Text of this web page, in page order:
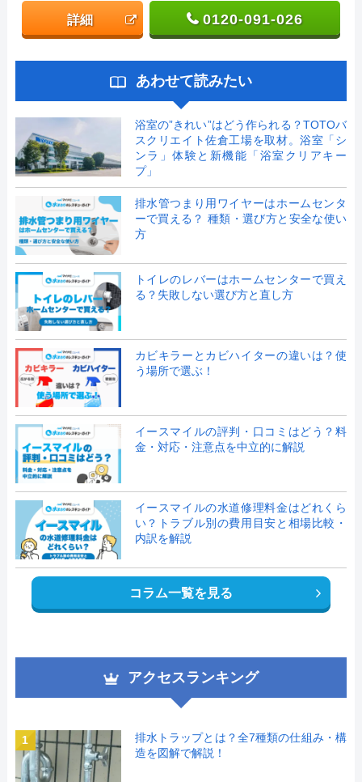
詳細 0120-091-026
あわせて読みたい
浴室の”きれい”はどう作られる？TOTOバ
スクリエイト佐倉工場を取材。浴室「シ
ンラ」体験と新機能「浴室クリアキー
プ」
排水管つまり用ワイヤーはホームセンタ
ーで買える？ 種類・選び方と安全な使い
方
トイレのレバーはホームセンターで買え
る？失敗しない選び方と直し方
カビキラーとカビハイターの違いは？使
う場所で選ぶ！
イースマイルの評判・口コミはどう？料
金・対応・注意点を中立的に解説
イースマイルの水道修理料金はどれくら
い？トラブル別の費用目安と相場比較・
内訳を解説
コラム一覧を見る
アクセスランキング
1
排水トラップとは？全7種類の仕組み・構
造を図解で解説！